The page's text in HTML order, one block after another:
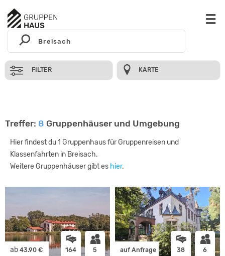
FILTER KARTE
Treffer: 8 Gruppenhäuser und Umgebung
Hier findest du 1 Gruppenhaus für Gruppenreisen und
Klassenfahrten in Breisach.
Weitere Gruppenhäuser gibt es hier.
ab 43.90 € 164 5 auf Anfrage 38 6